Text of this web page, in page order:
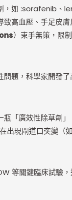
，如 :sorafenib、
高血壓、手足皮
）束手無策，限
問題，科學家開發
瓶「廣效性除草劑
出現閘道口突變（
等關鍵臨床試驗